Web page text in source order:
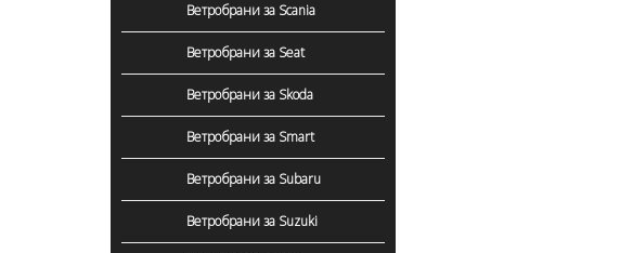
Ветробрани за Scania
Ветробрани за Seat
Ветробрани за Skoda
Ветробрани за Smart
Ветробрани за Subaru
Ветробрани за Suzuki